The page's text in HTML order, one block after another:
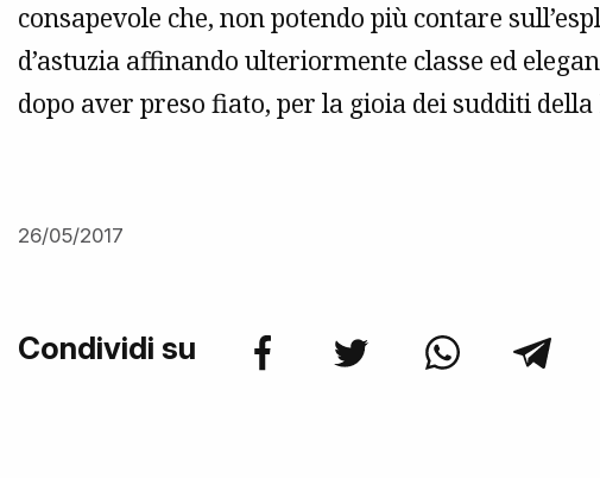
consapevole che, non potendo più contare
d’astuzia affinando ulteriormente classe ed
dopo aver preso fiato, per la gioia dei sudditi della
26/05/2017
Condividi su